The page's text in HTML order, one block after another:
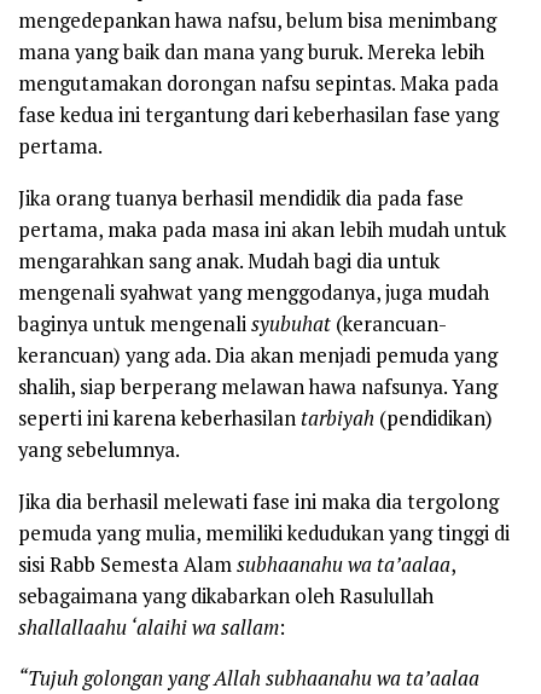
mengedepankan hawa nafsu, belum bisa menimbang
mana yang baik dan mana yang buruk. Mereka lebih
mengutamakan dorongan nafsu sepintas. Maka pada
fase kedua ini tergantung dari keberhasilan fase yang
pertama.
Jika orang tuanya berhasil mendidik dia pada fase
pertama, maka pada masa ini akan lebih mudah untuk
mengarahkan sang anak. Mudah bagi dia untuk
mengenali syahwat yang menggodanya, juga mudah
baginya untuk mengenalisyubuhat (kerancuan-
kerancuan) yang ada. Dia akan menjadi pemuda yang
shalih, siap berperang melawan hawa nafsunya. Yang
seperti ini karena keberhasilan tarbiyah (pendidikan)
yang sebelumnya.
Jika dia berhasil melewati fase ini maka dia tergolong
pemuda yang mulia, memiliki kedudukan yang tinggi di
sisi Rabb Semesta Alamsubhaanahu wa ta’aalaa,
sebagaimana yang dikabarkan oleh Rasulullah
shallallaahu ‘alaihi wa sallam:
“Tujuh golongan yang Allah subhaanahu wa ta’aalaa